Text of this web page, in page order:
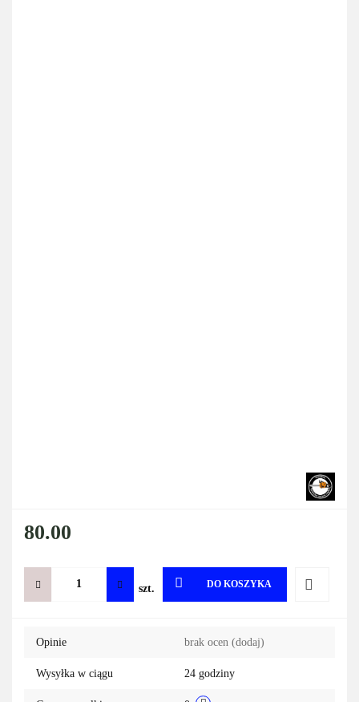
80.00
szt. DO KOSZYKA
Opinie brak ocen (dodaj)
Wysyłka w ciągu 24 godziny